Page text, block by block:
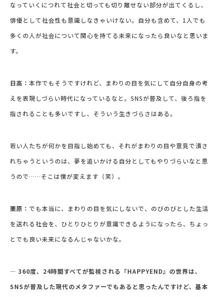
なっていくにつれて社会と切っても切り離せない部分が出てくるし、
俳優として社会性も意識しなきゃいけない。自分も含めて、1人でも
多くの人が社会について関心を持てる未来になったら良いなと思いま
す。
日高： 本作でもそうですけれど、まわりの目を気にして自分自身の考
えを表現しづらい時代になっているなと。SNSが普及して、後ろ指を
指されることも多いですし、そういう生きづらさはある。
若い人たちが何かを目指し始めても、それがまわりの目や意見で潰さ
れちゃうというのは、夢を追いかける自分としてもやりづらいなと思
うので……そこは僕が変えます（笑）。
栗原： でも本当に、まわりの目を気にしないで、のびのびとした生活
を送れる社会を、ひとりひとりが意識できるようになったら、ちょっ
とでも良い未来になるんじゃないかな。
― 360度、 24時間すべてが監視される『HAPPYEND』の世界は、
SNSが普及した現代のメタファーでもあると思ったんですけど、基本